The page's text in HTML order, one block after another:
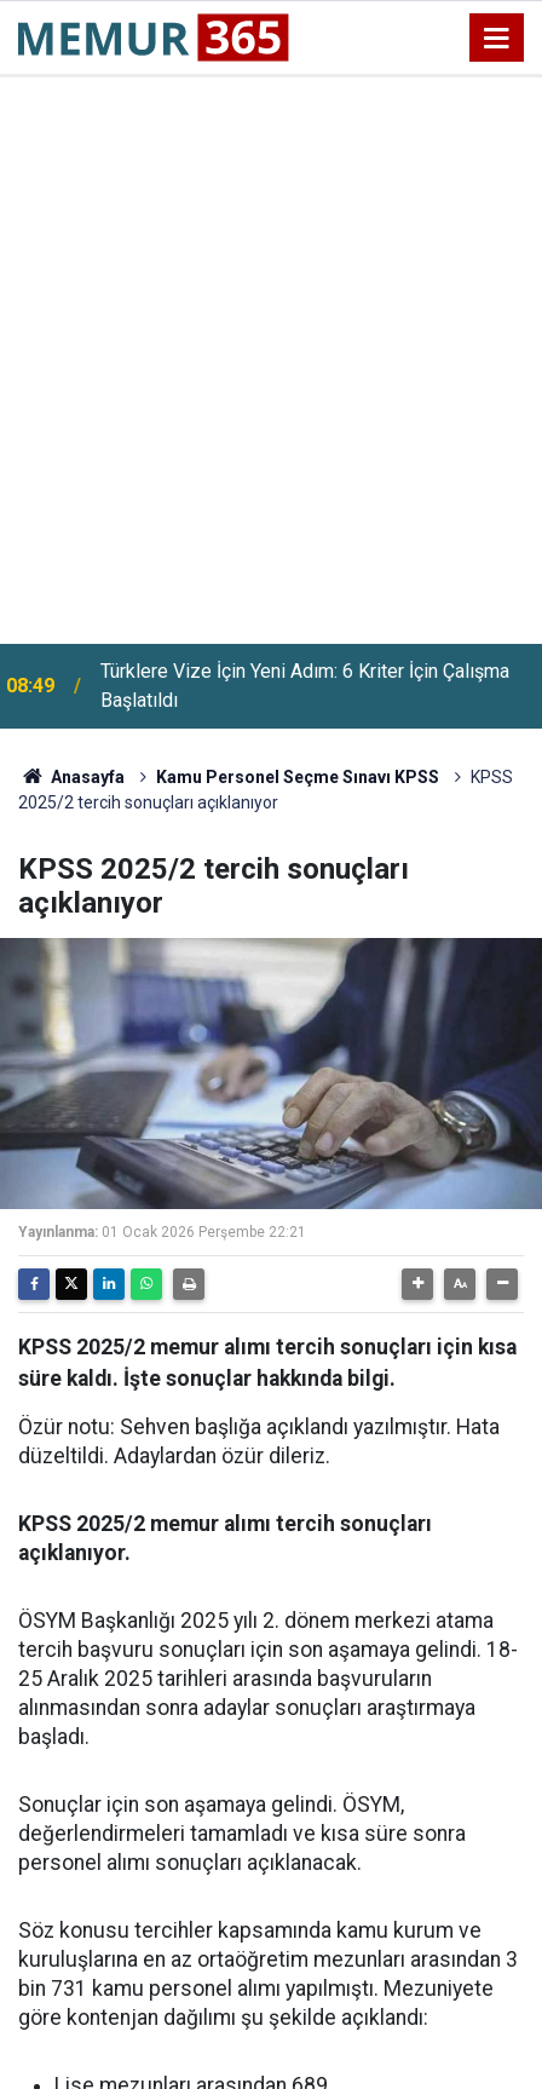
08:49
Türklere Vize İçin Yeni Adım: 6 Kriter İçin Çalışma
Başlatıldı
Anasayfa Kamu Personel Seçme Sınavı KPSS
KPSS
2025/2 tercih sonuçları açıklanıyor
KPSS 2025/2 tercih sonuçları
açıklanıyor
Yayınlanma: 01 Ocak 2026 Perşembe 22:21
KPSS 2025/2 memur alımı tercih sonuçları için kısa
süre kaldı. İşte sonuçlar hakkında bilgi.
Özür notu: Sehven başlığa açıklandı yazılmıştır. Hata
düzeltildi. Adaylardan özür dileriz.
KPSS 2025/2 memur alımı tercih sonuçları
açıklanıyor.
ÖSYM Başkanlığı 2025 yılı 2. dönem merkezi atama
tercih başvuru sonuçları için son aşamaya gelindi. 18-
25 Aralık 2025 tarihleri arasında başvuruların
alınmasından sonra adaylar sonuçları araştırmaya
başladı.
Sonuçlar için son aşamaya gelindi. ÖSYM,
değerlendirmeleri tamamladı ve kısa süre sonra
personel alımı sonuçları açıklanacak.
Söz konusu tercihler kapsamında kamu kurum ve
kuruluşlarına en az ortaöğretim mezunları arasından 3
bin 731 kamu personel alımı yapılmıştı. Mezuniyete
göre kontenjan dağılımı şu şekilde açıklandı: